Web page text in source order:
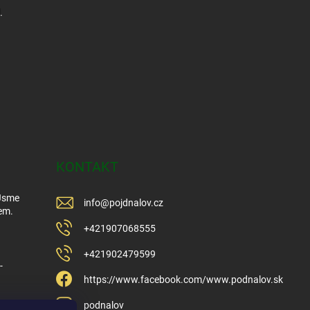
KONTAKT
info@pojdnalov.cz
+421907068555
+421902479599
https://www.facebook.com/www.podnalov.sk
podnalov